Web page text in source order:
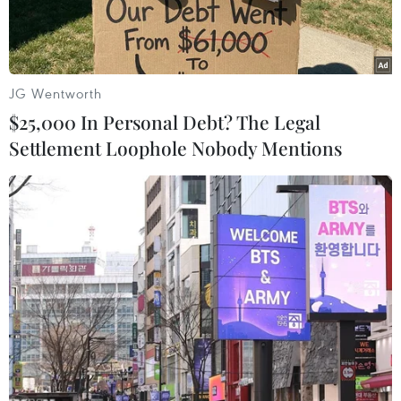
Phó Thủ tướng Trần Hồng Hà tiếp ông Andreas Carlson, Bộ
trưởng Cơ sở hạ tầng và Nhà ở Thụy Điển. (Ảnh: Văn
Điệp/TTXVN)
Chiều 14/5, tại Trụ sở Chính phủ, Phó Thủ tướng
Trần Hồng Hà tiếp Bộ trưởng Bộ Cơ sở hạ tầng
JG Wentworth
$25,000 In Personal Debt? The Legal
Settlement Loophole Nobody Mentions